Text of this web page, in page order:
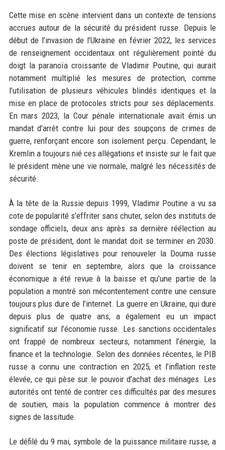
Cette mise en scène intervient dans un contexte de tensions
accrues autour de la sécurité du président russe. Depuis le
début de l’invasion de l’Ukraine en février 2022, les services
de renseignement occidentaux ont régulièrement pointé du
doigt la paranoïa croissante de Vladimir Poutine, qui aurait
notamment multiplié les mesures de protection, comme
l’utilisation de plusieurs véhicules blindés identiques et la
mise en place de protocoles stricts pour ses déplacements.
En mars 2023, la Cour pénale internationale avait émis un
mandat d’arrêt contre lui pour des soupçons de crimes de
guerre, renforçant encore son isolement perçu. Cependant, le
Kremlin a toujours nié ces allégations et insiste sur le fait que
le président mène une vie normale, malgré les nécessités de
sécurité.
À la tête de la Russie depuis 1999, Vladimir Poutine a vu sa
cote de popularité s’effriter sans chuter, selon des instituts de
sondage officiels, deux ans après sa dernière réélection au
poste de président, dont le mandat doit se terminer en 2030.
Des élections législatives pour renouveler la Douma russe
doivent se tenir en septembre, alors que la croissance
économique a été revue à la baisse et qu’une partie de la
population a montré son mécontentement contre une censure
toujours plus dure de l’internet. La guerre en Ukraine, qui dure
depuis plus de quatre ans, a également eu un impact
significatif sur l’économie russe. Les sanctions occidentales
ont frappé de nombreux secteurs, notamment l’énergie, la
finance et la technologie. Selon des données récentes, le PIB
russe a connu une contraction en 2025, et l’inflation reste
élevée, ce qui pèse sur le pouvoir d’achat des ménages. Les
autorités ont tenté de contrer ces difficultés par des mesures
de soutien, mais la population commence à montrer des
signes de lassitude.
Le défilé du 9 mai, symbole de la puissance militaire russe, a